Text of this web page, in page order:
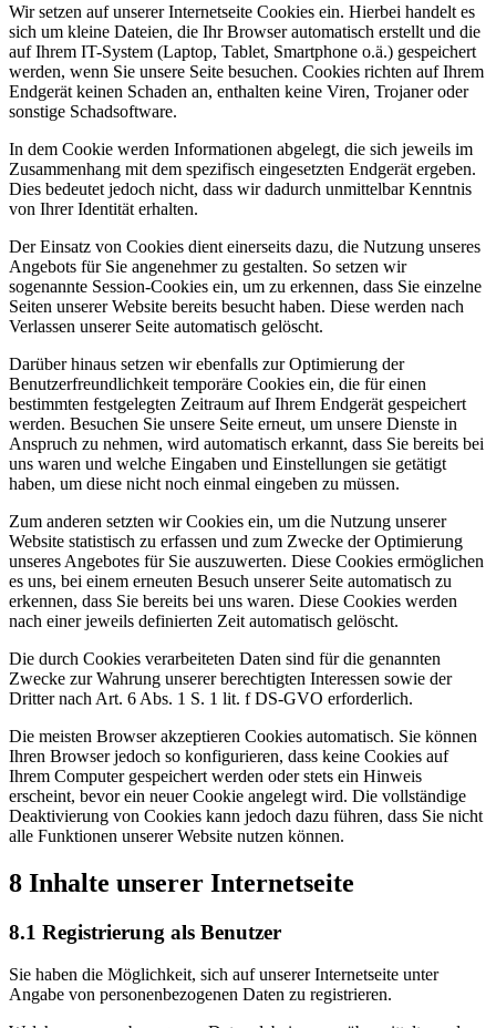
Wir setzen auf unserer Internetseite Cookies ein. Hierbei handelt es
sich um kleine Dateien, die Ihr Browser automatisch erstellt und die
auf Ihrem IT-System (Laptop, Tablet, Smartphone o.ä.) gespeichert
werden, wenn Sie unsere Seite besuchen. Cookies richten auf Ihrem
Endgerät keinen Schaden an, enthalten keine Viren, Trojaner oder
sonstige Schadsoftware.
In dem Cookie werden Informationen abgelegt, die sich jeweils im
Zusammenhang mit dem spezifisch eingesetzten Endgerät ergeben.
Dies bedeutet jedoch nicht, dass wir dadurch unmittelbar Kenntnis
von Ihrer Identität erhalten.
Der Einsatz von Cookies dient einerseits dazu, die Nutzung unseres
Angebots für Sie angenehmer zu gestalten. So setzen wir
sogenannte Session-Cookies ein, um zu erkennen, dass Sie einzelne
Seiten unserer Website bereits besucht haben. Diese werden nach
Verlassen unserer Seite automatisch gelöscht.
Darüber hinaus setzen wir ebenfalls zur Optimierung der
Benutzerfreundlichkeit temporäre Cookies ein, die für einen
bestimmten festgelegten Zeitraum auf Ihrem Endgerät gespeichert
werden. Besuchen Sie unsere Seite erneut, um unsere Dienste in
Anspruch zu nehmen, wird automatisch erkannt, dass Sie bereits bei
uns waren und welche Eingaben und Einstellungen sie getätigt
haben, um diese nicht noch einmal eingeben zu müssen.
Zum anderen setzten wir Cookies ein, um die Nutzung unserer
Website statistisch zu erfassen und zum Zwecke der Optimierung
unseres Angebotes für Sie auszuwerten. Diese Cookies ermöglichen
es uns, bei einem erneuten Besuch unserer Seite automatisch zu
erkennen, dass Sie bereits bei uns waren. Diese Cookies werden
nach einer jeweils definierten Zeit automatisch gelöscht.
Die durch Cookies verarbeiteten Daten sind für die genannten
Zwecke zur Wahrung unserer berechtigten Interessen sowie der
Dritter nach Art. 6 Abs. 1 S. 1 lit. f DS-GVO erforderlich.
Die meisten Browser akzeptieren Cookies automatisch. Sie können
Ihren Browser jedoch so konfigurieren, dass keine Cookies auf
Ihrem Computer gespeichert werden oder stets ein Hinweis
erscheint, bevor ein neuer Cookie angelegt wird. Die vollständige
Deaktivierung von Cookies kann jedoch dazu führen, dass Sie nicht
alle Funktionen unserer Website nutzen können.
8 Inhalte unserer Internetseite
8.1 Registrierung als Benutzer
Sie haben die Möglichkeit, sich auf unserer Internetseite unter
Angabe von personenbezogenen Daten zu registrieren.